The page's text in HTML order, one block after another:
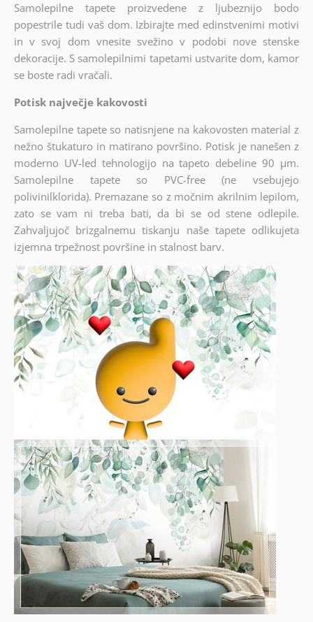
Samolepilne tapete proizvedene z ljubeznijo bodo
popestrile tudi vaš dom. Izbirajte med edinstvenimi motivi
in v svoj dom vnesite svežino v podobi nove stenske
dekoracije. S samolepilnimi tapetami ustvarite dom, kamor
se boste radi vračali.
Potisk največje kakovosti
Samolepilne tapete so natisnjene na kakovosten material z
nežno štukaturo in matirano površino. Potisk je nanešen z
moderno UV-led tehnologijo na tapeto debeline 90 µm.
Samolepilne tapete so PVC-free (ne vsebujejo
polivinilklorida). Premazane so z močnim akrilnim lepilom,
zato se vam ni treba bati, da bi se od stene odlepile.
Zahvaljujoč brizgalnemu tiskanju naše tapete odlikujeta
izjemna trpežnost površine in stalnost barv.